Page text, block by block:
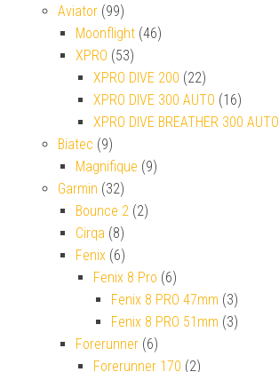
Aviator (99)
Moonflight (46)
XPRO (53)
XPRO DIVE 200 (22)
XPRO DIVE 300 AUTO (16)
XPRO DIVE BREATHER 300 AUTO
Biatec (9)
Magnifique (9)
Garmin (32)
Bounce 2 (2)
Cirqa (8)
Fenix (6)
Fenix 8 Pro (6)
Fenix 8 PRO 47mm (3)
Fenix 8 PRO 51mm (3)
Forerunner (6)
Forerunner 170 (2)